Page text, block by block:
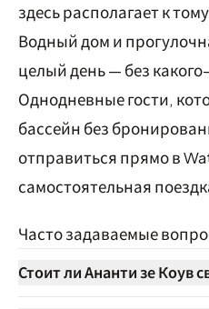
здесь располагает к
Водный дом и
целый день — без
Однодневные гости,
бассейн без
отправиться прямо в
самостоятельная
Часто задаваемые
Стоит ли Ананти зе Коув